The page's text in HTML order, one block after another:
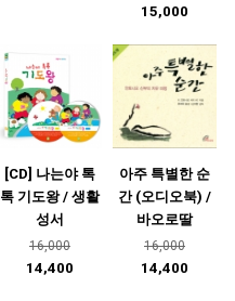
15,000
[CD] 나는야 톡
톡 기도왕 / 생활
성서
16,000
14,400
아주 특별한 순
간 (오디오북) /
바오로딸
16,000
14,400